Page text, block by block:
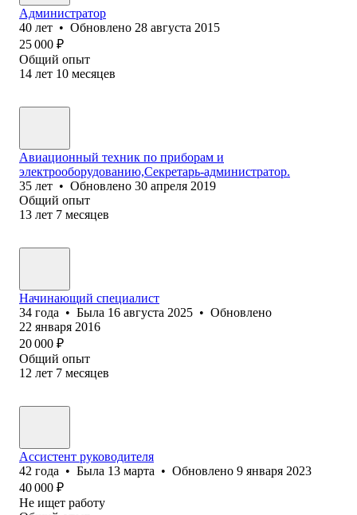
Администратор
40 лет • Обновлено 28 августа 2015
25 000 ₽
Общий опыт
14 лет 10 месяцев
Авиационный техник по приборам и
электрооборудованию,Секретарь-администратор.
35 лет • Обновлено 30 апреля 2019
Общий опыт
13 лет 7 месяцев
Начинающий специалист
34 года • Была 16 августа 2025 • Обновлено
22 января 2016
20 000 ₽
Общий опыт
12 лет 7 месяцев
Ассистент руководителя
42 года • Была 13 марта • Обновлено 9 января 2023
40 000 ₽
Не ищет работу